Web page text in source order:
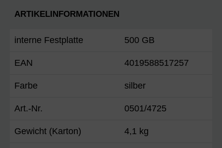
ARTIKELINFORMATIONEN
interne Festplatte 500 GB
EAN 4019588517257
Farbe silber
Art.-Nr. 0501/4725
Gewicht (Karton) 4,1 kg